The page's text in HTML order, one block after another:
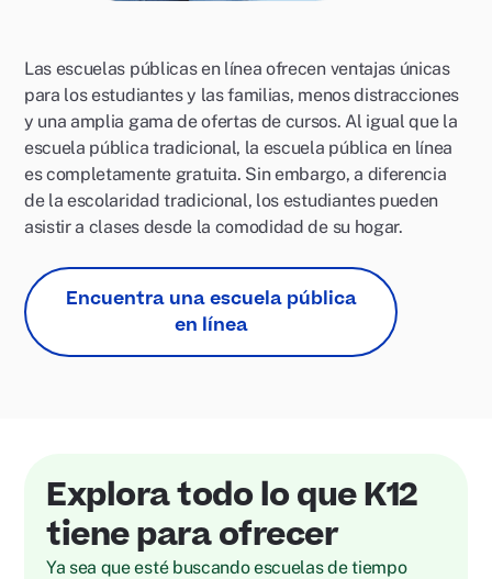
Las escuelas públicas en línea ofrecen ventajas únicas
para los estudiantes y las familias, menos distracciones
y una amplia gama de ofertas de cursos. Al igual que la
escuela pública tradicional, la escuela pública en línea
es completamente gratuita. Sin embargo, a diferencia
de la escolaridad tradicional, los estudiantes pueden
asistir a clases desde la comodidad de su hogar.
Encuentra una escuela pública
en línea
Explora todo lo que K12
tiene para ofrecer
Ya sea que esté buscando escuelas de tiempo